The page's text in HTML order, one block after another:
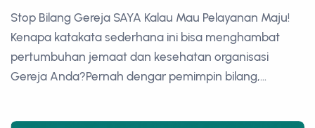
Stop Bilang Gereja SAYA Kalau Mau Pelayanan Maju!
Kenapa katakata sederhana ini bisa menghambat
pertumbuhan jemaat dan kesehatan organisasi
Gereja Anda?Pernah dengar pemimpin bilang,...